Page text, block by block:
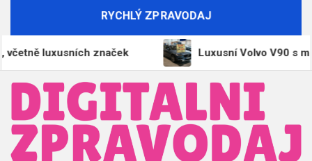
RYCHLÝ ZPRAVODAJ
luxusních značek Luxusní Volvo V90 s